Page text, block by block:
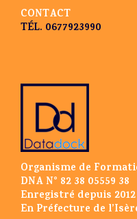
CONTACT
TÉL. 0677923990
Organisme de
DNA N° 82 38 05559 38
Enregistré depuis 2012
En Préfecture de